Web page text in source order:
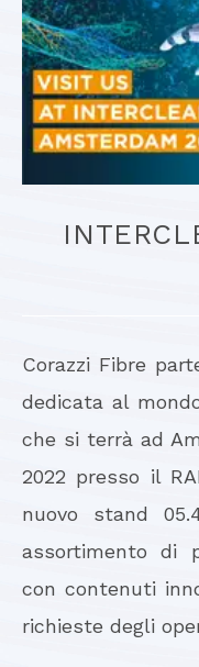
Corazzi Fibre
dedicata al
che si terrà ad
2022 presso il
nuovo stand
assortimento di
con contenuti
richieste degli